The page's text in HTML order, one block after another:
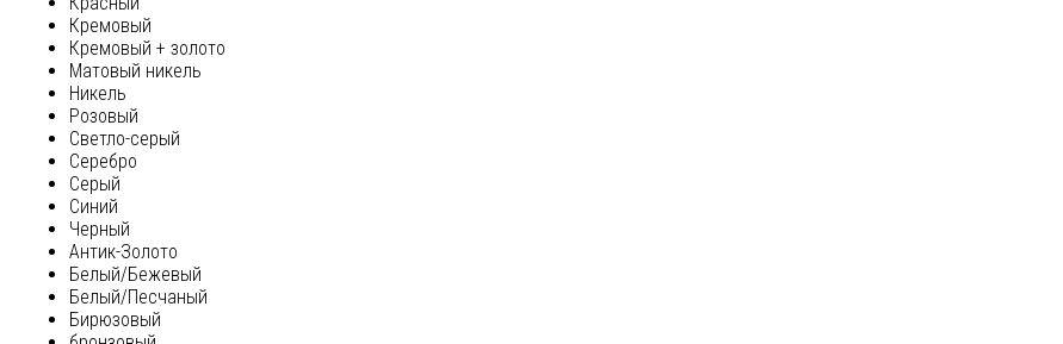
Кремовый
Кремовый + золото
Матовый никель
Никель
Розовый
Светло-серый
Серебро
Серый
Синий
Черный
Антик-Золото
Белый/Бежевый
Белый/Песчаный
Бирюзовый